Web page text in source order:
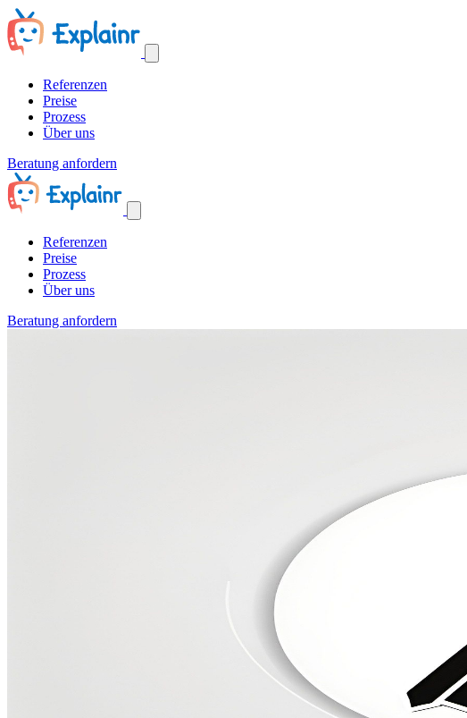
Referenzen
Preise
Prozess
Über uns
Beratung anfordern
Referenzen
Preise
Prozess
Über uns
Beratung anfordern